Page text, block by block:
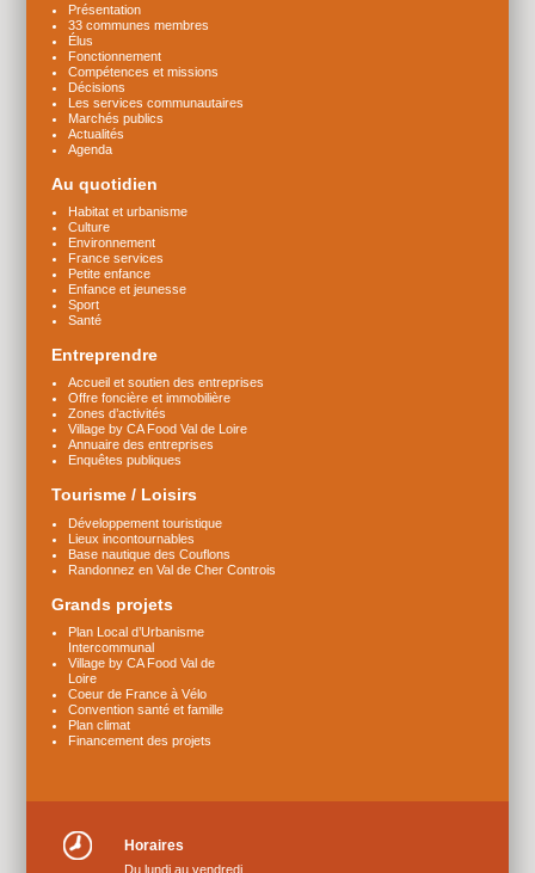
Présentation
33 communes membres
Élus
Fonctionnement
Compétences et missions
Décisions
Les services communautaires
Marchés publics
Actualités
Agenda
Au quotidien
Habitat et urbanisme
Culture
Environnement
France services
Petite enfance
Enfance et jeunesse
Sport
Santé
Entreprendre
Accueil et soutien des entreprises
Offre foncière et immobilière
Zones d’activités
Village by CA Food Val de Loire
Annuaire des entreprises
Enquêtes publiques
Tourisme / Loisirs
Développement touristique
Lieux incontournables
Base nautique des Couflons
Randonnez en Val de Cher Controis
Grands projets
Plan Local d’Urbanisme
Intercommunal
Village by CA Food Val de
Loire
Coeur de France à Vélo
Convention santé et famille
Plan climat
Financement des projets
Horaires
Du lundi au vendredi